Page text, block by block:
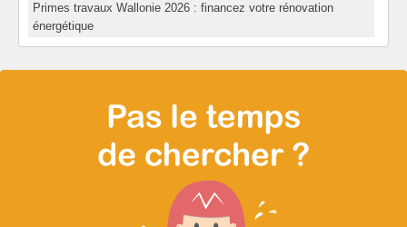
Primes travaux Wallonie 2026 : financez votre rénovation
énergétique